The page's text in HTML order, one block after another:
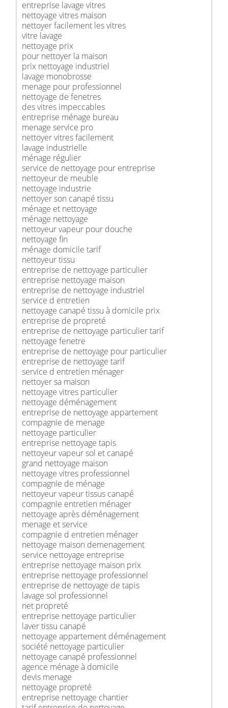
entreprise lavage vitres
nettoyage vitres maison
nettoyer facilement les vitres
vitre lavage
nettoyage prix
pour nettoyer la maison
prix nettoyage industriel
lavage monobrosse
menage pour professionnel
nettoyage de fenetres
des vitres impeccables
entreprise ménage bureau
menage service pro
nettoyer vitres facilement
lavage industrielle
ménage régulier
service de nettoyage pour entreprise
nettoyeur de meuble
nettoyage industrie
nettoyer son canapé tissu
ménage et nettoyage
ménage nettoyage
nettoyeur vapeur pour douche
nettoyage fin
ménage domicile tarif
nettoyeur tissu
entreprise de nettoyage particulier
entreprise nettoyage maison
entreprise de nettoyage industriel
service d entretien
nettoyage canapé tissu à domicile prix
entreprise de propreté
entreprise de nettoyage particulier tarif
nettoyage fenetre
entreprise de nettoyage pour particulier
entreprise de nettoyage tarif
service d entretien ménager
nettoyer sa maison
nettoyage vitres particulier
nettoyage déménagement
entreprise de nettoyage appartement
compagnie de menage
nettoyage particulier
entreprise nettoyage tapis
nettoyeur vapeur sol et canapé
grand nettoyage maison
nettoyage vitres professionnel
compagnie de ménage
nettoyeur vapeur tissus canapé
compagnie entretien ménager
nettoyage après déménagement
menage et service
compagnie d entretien ménager
nettoyage maison demenagement
service nettoyage entreprise
entreprise nettoyage maison prix
entreprise nettoyage professionnel
entreprise de nettoyage de tapis
lavage sol professionnel
net propreté
entreprise nettoyage particulier
laver tissu canapé
nettoyage appartement déménagement
société nettoyage particulier
nettoyage canapé professionnel
agence ménage à domicile
devis menage
nettoyage propreté
entreprise nettoyage chantier